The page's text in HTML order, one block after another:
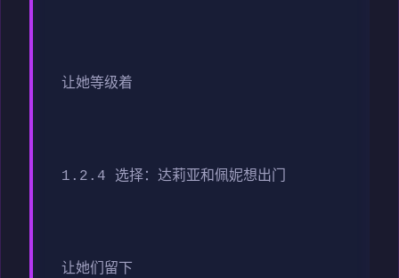
让她等级着
1.2.4 选择：达莉亚和佩妮想出门
让她们留下